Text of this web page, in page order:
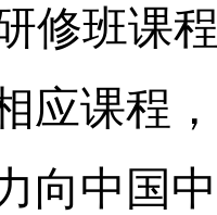
修班课
应课程
向中国